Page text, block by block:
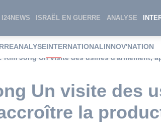
ISRAËL EN GUERRE ANALYSE
ANALYSEINTERNATIONALINNOV'NATION
Kim Jong Un visite des usines d'armement,
Un visite des
la